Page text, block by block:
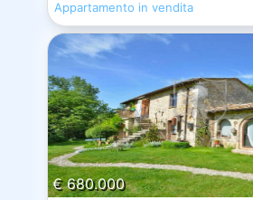
Appartamento in vendita
€ 680.000